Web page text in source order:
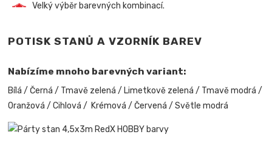
Velký výběr barevných kombinací.
POTISK STANŮ A VZORNÍK BAREV
Nabízíme mnoho barevných variant:
Bílá / Černá / Tmavě zelená / Limetkově zelená / Tmavě modrá /
Oranžová / Cihlová / Krémová / Červená / Světle modrá